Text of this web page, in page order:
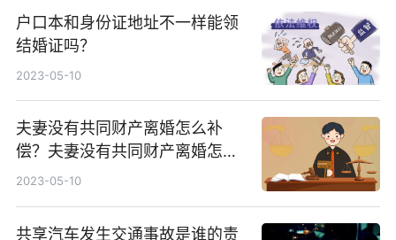
户口本和身份证地址不一样能领
结婚证吗？
2023-05-10
夫妻没有共同财产离婚怎么补
偿？夫妻没有共同财产离婚怎么
判？
2023-05-10
共享汽车发生交通事故是谁的责